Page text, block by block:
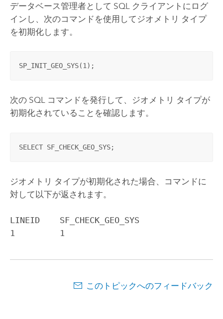
データベース管理者として SQL クライアントにログ
インし、次のコマンドを使用してジオメトリ タイプ
を初期化します。
SP_INIT_GEO_SYS(1);
次の SQL コマンドを発行して、ジオメトリ タイプが
初期化されていることを確認します。
SELECT SF_CHECK_GEO_SYS;
ジオメトリ タイプが初期化された場合、コマンドに
対して以下が返されます。
LINEID    SF_CHECK_GEO_SYS
1         1
このトピックへのフィードバック